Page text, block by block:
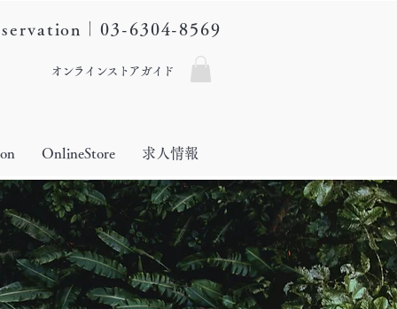
｜03-6304-8569
オンラインストアガイド
OnlineStore 求人情報